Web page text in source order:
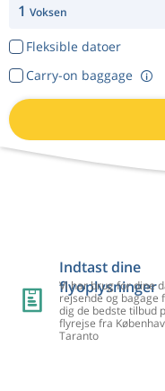
1 Voksen
Fleksible datoer
Carry-on baggage
Indtast dine
flyoplysninger
Vi har brug for dine
rejsende og bagage
dig de bedste tilbud
flyrejse fra
Taranto